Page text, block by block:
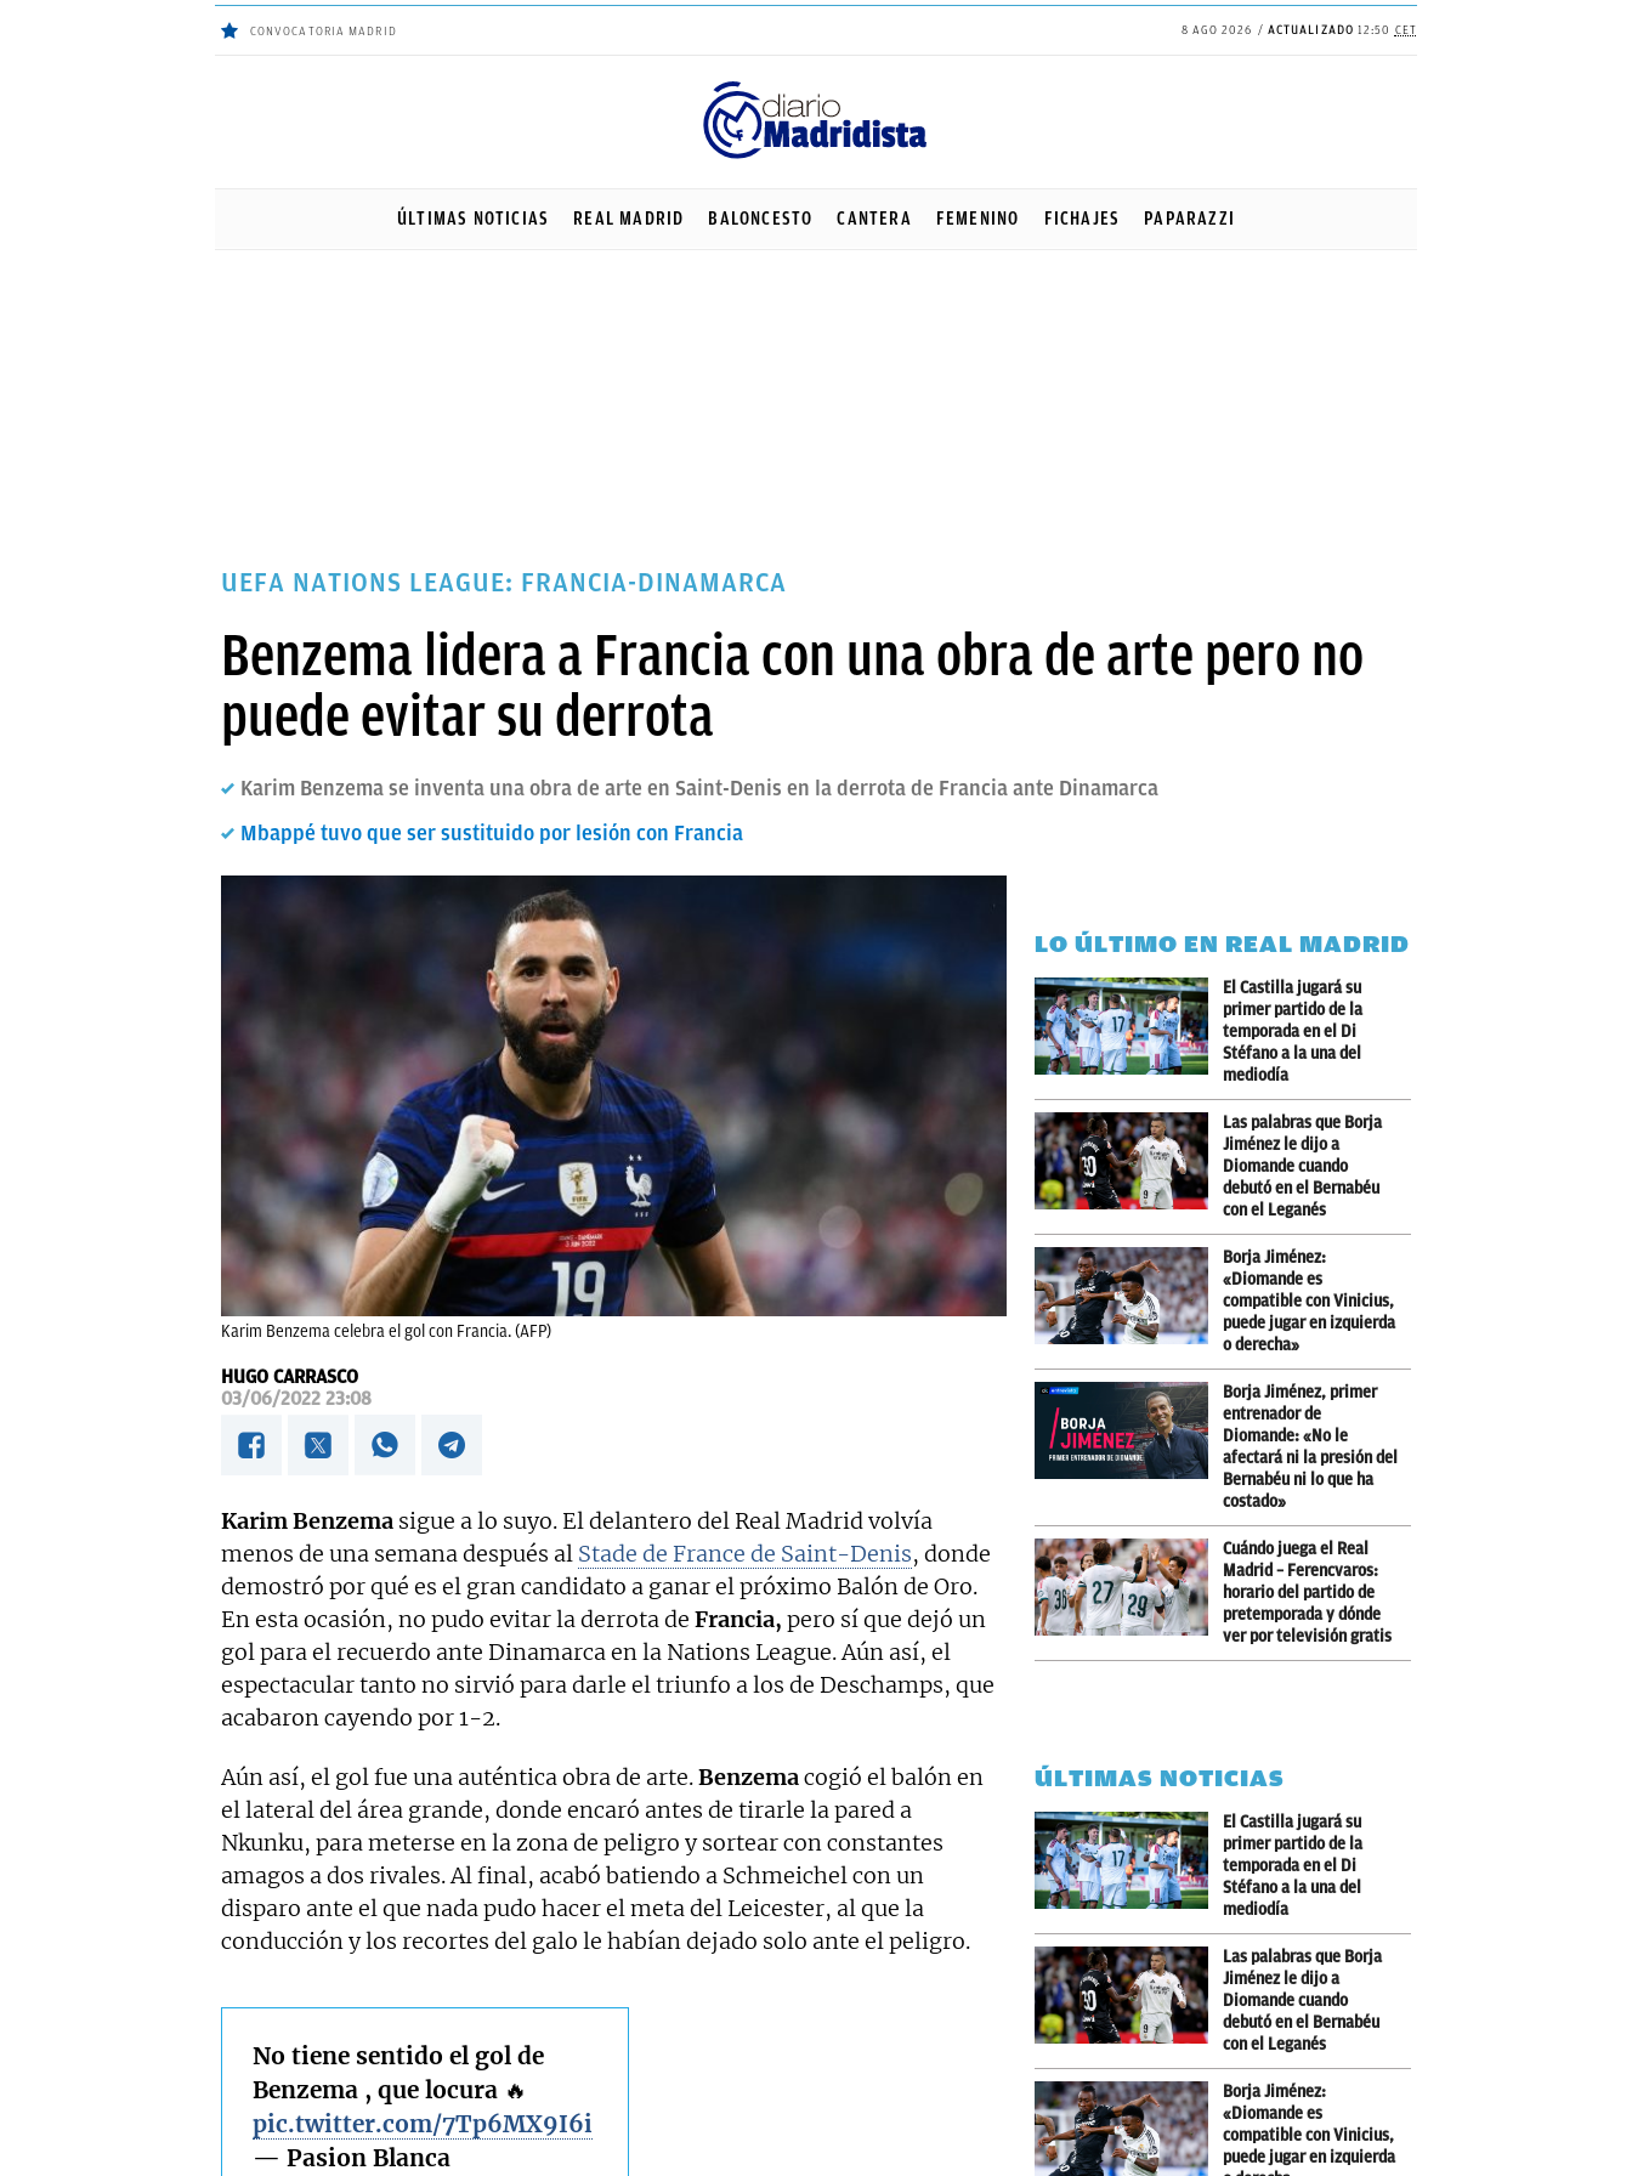
CONVOCATORIA MADRID 8 AGO 2026 ACTUALIZADO 12:50 CET
ÚLTIMAS NOTICIAS REAL MADRID BALONCESTO CANTERA FEMENINO FICHAJES PAPARAZZI
UEFA NATIONS LEAGUE: FRANCIA-DINAMARCA
Benzema lidera a Francia con una obra de arte pero no
puede evitar su derrota
Karim Benzema se inventa una obra de arte en Saint-Denis en la derrota de Francia ante Dinamarca
Mbappé tuvo que ser sustituido por lesión con Francia
Karim Benzema celebra el gol con Francia. (AFP)
HUGO CARRASCO
03/06/2022 23:08
Karim Benzema sigue a lo suyo. El delantero del Real Madrid volvía
menos de una semana después al Stade de France de Saint-Denis, donde
demostró por qué es el gran candidato a ganar el próximo Balón de Oro.
En esta ocasión, no pudo evitar la derrota de Francia, pero sí que dejó un
gol para el recuerdo ante Dinamarca en la Nations League. Aún así, el
espectacular tanto no sirvió para darle el triunfo a los de Deschamps, que
acabaron cayendo por 1-2.
Aún así, el gol fue una auténtica obra de arte.Benzemacogió el balón en
el lateral del área grande, donde encaró antes de tirarle la pared a
Nkunku, para meterse en la zona de peligro y sortear con constantes
amagos a dos rivales. Al final, acabó batiendo a Schmeichel con un
disparo ante el que nada pudo hacer el meta del Leicester, al que la
conducción y los recortes del galo le habían dejado solo ante el peligro.
No tiene sentido el gol de
Benzema , que locura 🔥
pic.twitter.com/7Tp6MX9I6i
— Pasion Blanca
LO ÚLTIMO EN REAL MADRID
El Castilla jugará su
primer partido de la
temporada en el Di
Stéfano a la una del
mediodía
Las palabras que Borja
Jiménez le dijo a
Diomande cuando
debutó en el Bernabéu
con el Leganés
Borja Jiménez:
«Diomande es
compatible con Vinicius,
puede jugar en izquierda
o derecha»
Borja Jiménez, primer
entrenador de
Diomande: «No le
afectará ni la presión del
Bernabéu ni lo que ha
costado»
Cuándo juega el Real
Madrid – Ferencvaros:
horario del partido de
pretemporada y dónde
ver por televisión gratis
ÚLTIMAS NOTICIAS
El Castilla jugará su
primer partido de la
temporada en el Di
Stéfano a la una del
mediodía
Las palabras que Borja
Jiménez le dijo a
Diomande cuando
debutó en el Bernabéu
con el Leganés
Borja Jiménez:
«Diomande es
compatible con Vinicius,
puede jugar en izquierda